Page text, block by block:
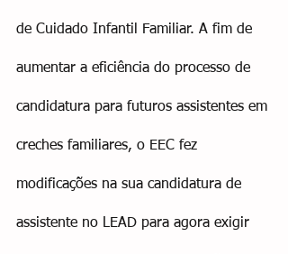
de Cuidado Infantil Familiar. A fim de
aumentar a eficiência do processo de
candidatura para futuros assistentes em
creches familiares, o EEC fez
modificações na sua candidatura de
assistente no LEAD para agora exigir